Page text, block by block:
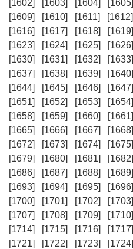
[1602]
[1603] [1604] [1605]
[1609]
[1610] [1611] [1612]
[1616]
[1617] [1618] [1619]
[1623]
[1624] [1625] [1626]
[1630]
[1631] [1632] [1633]
[1637]
[1638] [1639] [1640]
[1644]
[1645] [1646] [1647]
[1651]
[1652] [1653] [1654]
[1658]
[1659] [1660] [1661]
[1665]
[1666] [1667] [1668]
[1672]
[1673] [1674] [1675]
[1679]
[1680] [1681] [1682]
[1686]
[1687] [1688] [1689]
[1693]
[1694] [1695] [1696]
[1700]
[1701] [1702] [1703]
[1707]
[1708] [1709] [1710]
[1714]
[1715] [1716] [1717]
[1721]
[1722] [1723] [1724]